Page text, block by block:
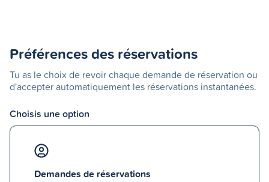
Préférences des réservations
Tu as le choix de revoir chaque demande de réservation ou
d'accepter automatiquement les réservations instantanées.
Choisis une option
Demandes de réservations